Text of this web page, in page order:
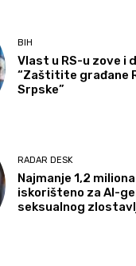
BIH
Vlast u RS-u zove i
“Zaštitite građane
Srpske”
RADAR DESK
Najmanje 1,2
iskorišteno za AI-
seksualnog